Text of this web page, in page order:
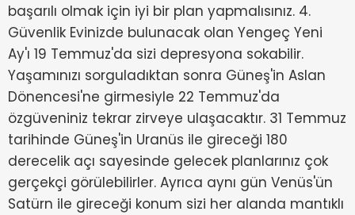
başarılı olmak için iyi bir plan yapmalısınız. 4.
Güvenlik Evinizde bulunacak olan Yengeç Yeni
Ay'ı 19 Temmuz'da sizi depresyona sokabilir.
Yaşamınızı sorguladıktan sonra Güneş'in Aslan
Dönencesi'ne girmesiyle 22 Temmuz'da
özgüveniniz tekrar zirveye ulaşacaktır. 31 Temmuz
tarihinde Güneş'in Uranüs ile gireceği 180
derecelik açı sayesinde gelecek planlarınız çok
gerçekçi görülebilirler. Ayrıca aynı gün Venüs'ün
Satürn ile gireceği konum sizi her alanda mantıklı